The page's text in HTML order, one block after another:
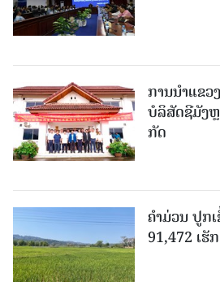
ການນຳແຂ
ບໍ​ລິ​ສັດຊີມັງຫຼ
ກັດ
ຄໍາມ່ວນ ປູກ
91,472 ເຮັ